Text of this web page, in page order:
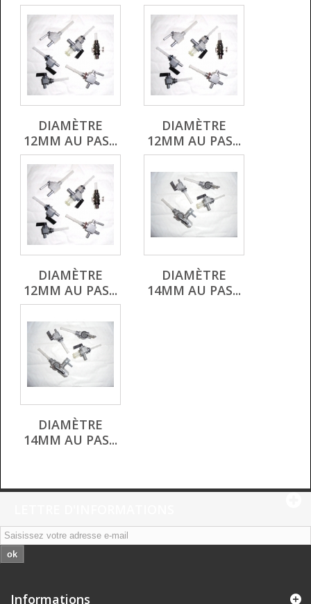
DIAMÈTRE
12MM AU PAS...
DIAMÈTRE
12MM AU PAS...
DIAMÈTRE
12MM AU PAS...
DIAMÈTRE
14MM AU PAS...
DIAMÈTRE
14MM AU PAS...
ok
Informations